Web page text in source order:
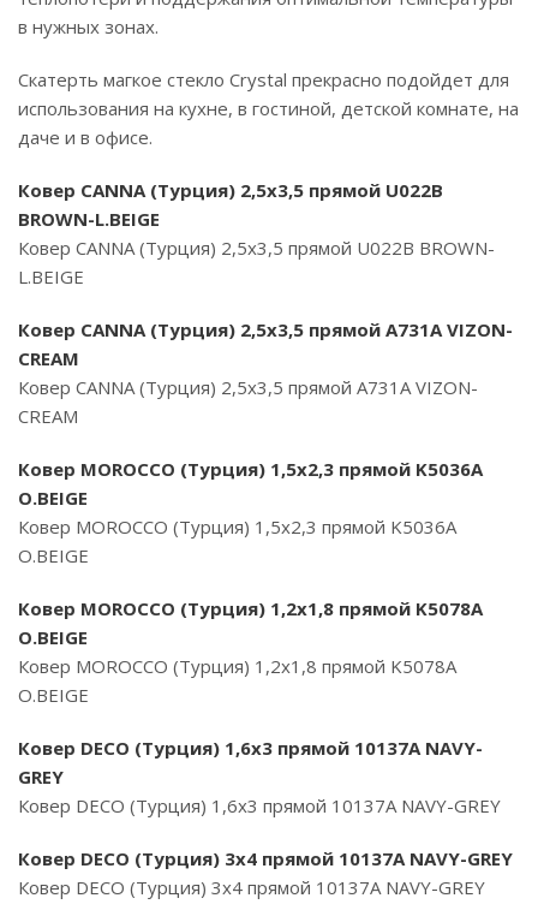
в нужных зонах.
Скатерть магкое стекло Crystal прекрасно подойдет для
использования на кухне, в гостиной, детской комнате, на
даче и в офисе.
Ковер CANNA (Турция) 2,5х3,5 прямой U022B
BROWN-L.BEIGE
Ковер CANNA (Турция) 2,5х3,5 прямой U022B BROWN-
L.BEIGE
Ковер CANNA (Турция) 2,5х3,5 прямой A731A VIZON-
CREAM
Ковер CANNA (Турция) 2,5х3,5 прямой A731A VIZON-
CREAM
Ковер MOROCCO (Турция) 1,5х2,3 прямой K5036A
O.BEIGE
Ковер MOROCCO (Турция) 1,5х2,3 прямой K5036A
O.BEIGE
Ковер MOROCCO (Турция) 1,2х1,8 прямой K5078A
O.BEIGE
Ковер MOROCCO (Турция) 1,2х1,8 прямой K5078A
O.BEIGE
Ковер DECO (Турция) 1,6х3 прямой 10137A NAVY-
GREY
Ковер DECO (Турция) 1,6х3 прямой 10137A NAVY-GREY
Ковер DECO (Турция) 3х4 прямой 10137A NAVY-GREY
Ковер DECO (Турция) 3х4 прямой 10137A NAVY-GREY